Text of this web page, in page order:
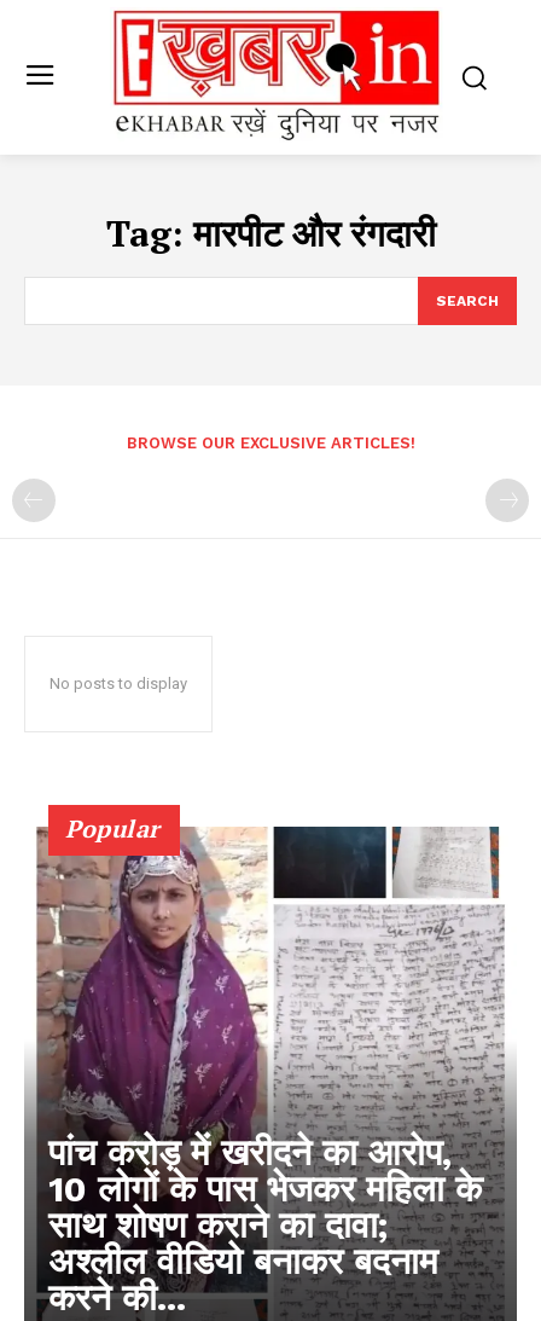
Tag:मारपीट और रंगदारी
SEARCH
BROWSE OUR EXCLUSIVE ARTICLES!
No posts to display
Popular
पांच करोड़ में खरीदने का आरोप,
10 लोगों के पास भेजकर महिला के
साथ शोषण कराने का दावा;
अश्लील वीडियो बनाकर बदनाम
करने की...